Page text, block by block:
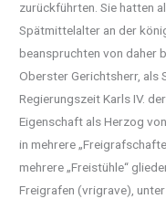
zurückführten. Sie hatten
Spätmittelalter an der
beanspruchten von daher
Oberster Gerichtsherr, als
Regierungszeit Karls IV.
Eigenschaft als Herzog
in mehrere
mehrere „Freistühle“
Freigrafen (vrigrave),